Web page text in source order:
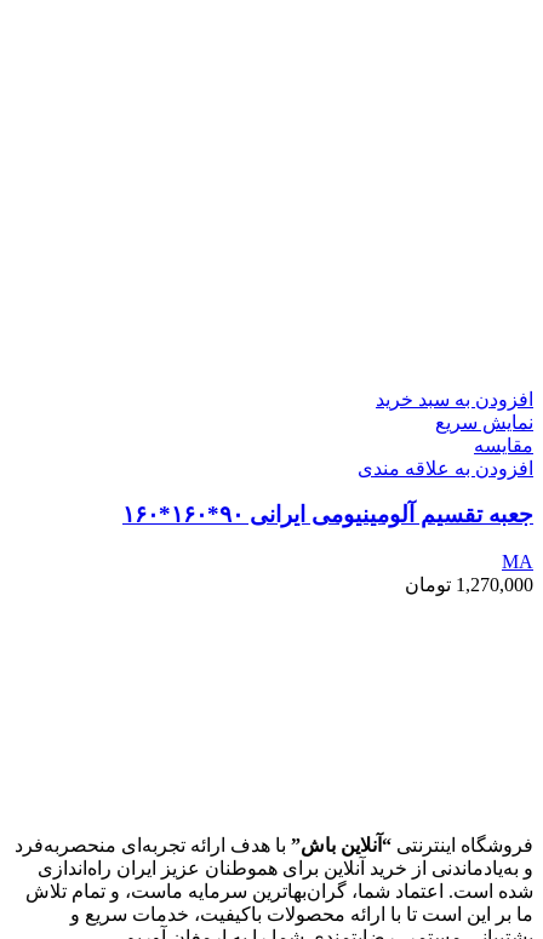
افزودن به سبد خرید
نمایش سریع
مقايسه
افزودن به علاقه مندی
جعبه تقسیم آلومینیومی ایرانی ۹۰*۱۶۰*۱۶۰
MA
1,270,000 تومان
فروشگاه اینترنتی “آنلاین باش” با هدف ارائه تجربه‌ای منحصربه‌فرد
و به‌یادماندنی از خرید آنلاین برای هموطنان عزیز ایران راه‌اندازی
شده است. اعتماد شما، گران‌بهاترین سرمایه ماست، و تمام تلاش
ما بر این است تا با ارائه محصولات باکیفیت، خدمات سریع و